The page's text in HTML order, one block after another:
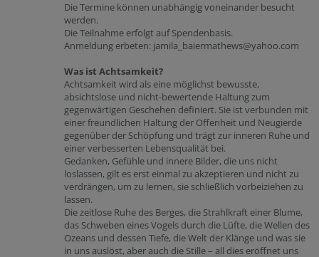
Die Termine können unabhängig voneinander besucht
werden.
Die Teilnahme erfolgt auf Spendenbasis.
Anmeldung erbeten: jamila_baiermathews@yahoo.com
Was ist Achtsamkeit?
Achtsamkeit wird als eine möglichst bewusste,
absichtslose und nicht-bewertende Haltung zum
gegenwärtigen Geschehen definiert. Sie ist verbunden mit
einer freundlichen Haltung der Offenheit und Neugierde
gegenüber der Schöpfung und trägt zur inneren Ruhe und
einer verbesserten Lebensqualität bei.
Gedanken, Gefühle und innere Bilder, die uns nicht
loslassen, gilt es erst einmal zu akzeptieren und nicht zu
verdrängen, um zu lernen, sie schließlich vorbeiziehen zu
lassen.
Die zeitlose Ruhe des Berges, die Strahlkraft einer Blume,
das Schweben eines Vogels durch die Lüfte, die Wellen des
Ozeans und dessen Tiefe, die Welt der Klänge und was sie
in uns auslöst, aber auch die Stille – all dies eröffnet uns